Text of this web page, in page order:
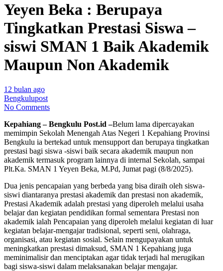
Yeyen Beka : Berupaya
Tingkatkan Prestasi Siswa –
siswi SMAN 1 Baik Akademik
Maupun Non Akademik
12 bulan ago
Bengkulupost
No Comments
Kepahiang – Bengkulu Post.id –Belum lama dipercayakan
memimpin Sekolah Menengah Atas Negeri 1 Kepahiang Provinsi
Bengkulu ia bertekad untuk mensupport dan berupaya tingkatkan
prestasi bagi siswa -siswi baik secara akademik maupun non
akademik termasuk program lainnya di internal Sekolah, sampai
Plt.Ka. SMAN 1 Yeyen Beka, M.Pd, Jumat pagi (8/8/2025).
Dua jenis pencapaian yang berbeda yang bisa diraih oleh siswa-
siswi diantaranya prestasi akademik dan prestasi non akademik,
Prestasi Akademik adalah prestasi yang diperoleh melalui usaha
belajar dan kegiatan pendidikan formal sementara Prestasi non
akademik ialah Pencapaian yang diperoleh melalui kegiatan di luar
kegiatan belajar-mengajar tradisional, seperti seni, olahraga,
organisasi, atau kegiatan sosial. Selain mengupayakan untuk
meningkatkan prestasi dimaksud, SMAN 1 Kepahiang juga
meminimalisir dan menciptakan agar tidak terjadi hal merugikan
bagi siswa-siswi dalam melaksanakan belajar mengajar.